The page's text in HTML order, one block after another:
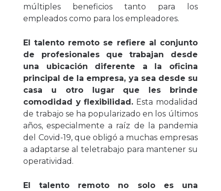
múltiples beneficios tanto para los
empleados como para los empleadores.
El talento remoto se refiere al conjunto
de profesionales que trabajan desde
una ubicación diferente a la oficina
principal de la empresa, ya sea desde su
casa u otro lugar que les brinde
comodidad y flexibilidad. Esta modalidad
de trabajo se ha popularizado en los últimos
años, especialmente a raíz de la pandemia
del Covid-19, que obligó a muchas empresas
a adaptarse al teletrabajo para mantener su
operatividad.
El talento remoto no solo es una